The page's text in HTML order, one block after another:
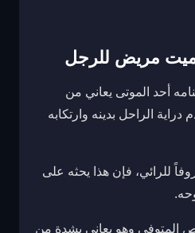
مريض للرجل
أحد الموتى يعاني من
الراحل بدينه وارتكابه
للرائي، فإن هذا يحثه على
المتوفي وهو يعاني بشدة من